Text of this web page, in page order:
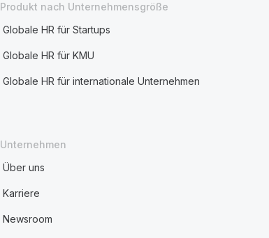
Produkt nach Unternehmensgröße
Globale HR für Startups
Globale HR für KMU
Globale HR für internationale Unternehmen
Unternehmen
Über uns
Karriere
Newsroom